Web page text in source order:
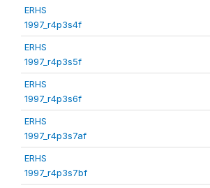
ERHS
1997_r4p3s4f
ERHS
1997_r4p3s5f
ERHS
1997_r4p3s6f
ERHS
1997_r4p3s7af
ERHS
1997_r4p3s7bf